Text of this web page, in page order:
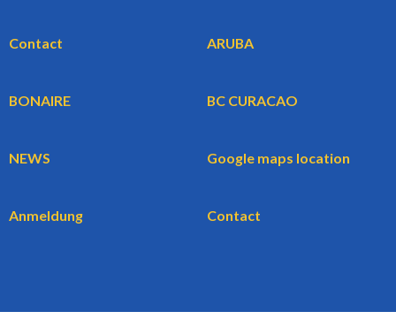
Contact ARUBA
BONAIRE BC CURACAO
NEWS Google maps location
Anmeldung Contact